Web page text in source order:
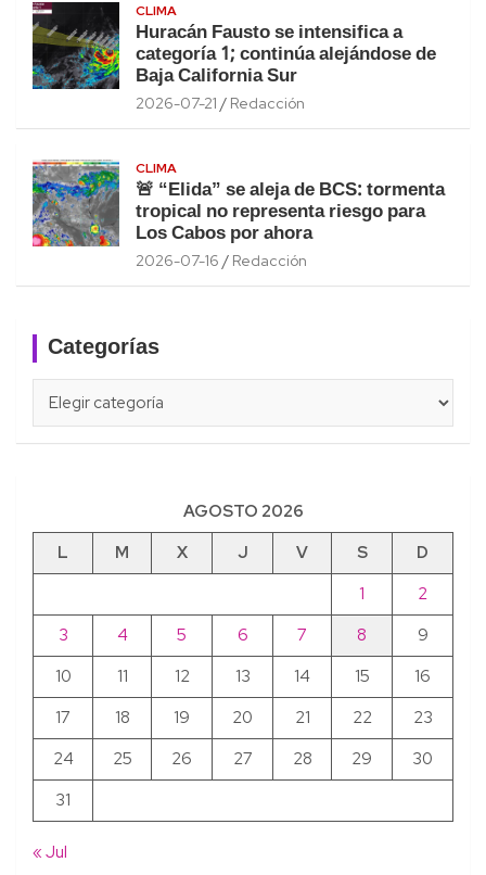
CLIMA
Huracán Fausto se intensifica a
categoría 1; continúa alejándose de
Baja California Sur
2026-07-21 Redacción
CLIMA
🚨 “Elida” se aleja de BCS: tormenta
tropical no representa riesgo para
Los Cabos por ahora
2026-07-16 Redacción
Categorías
AGOSTO 2026
L
M X J V S
D
1
2
3
4 5 6 7 8
9
10
11 12 13 14 15
16
17
18 19 20 21 22
23
24
25 26 27 28 29
30
31
« Jul